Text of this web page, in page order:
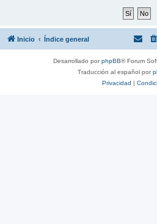
Inicio Índice general
Desarrollado porphpBB® Forum
Traducción al español por
Privacidad |